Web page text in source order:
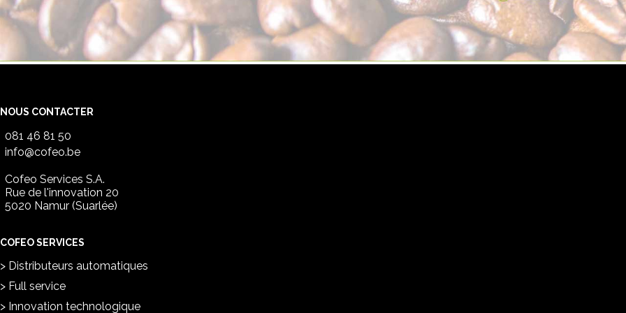
NOUS CONTACTER
081 46 81 50
info@cofeo.be
Cofeo Services S.A.
Rue de l'innovation 20
5020 Namur (Suarlée)
COFEO SERVICES
Distributeurs automatiques
Full service
Innovation technologique